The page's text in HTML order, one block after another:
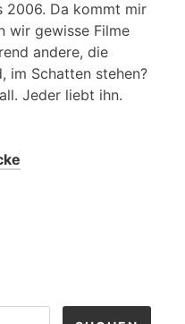
2006. Da kommt mir
wir gewisse Filme
andere, die
im Schatten stehen?
Jeder liebt ihn.